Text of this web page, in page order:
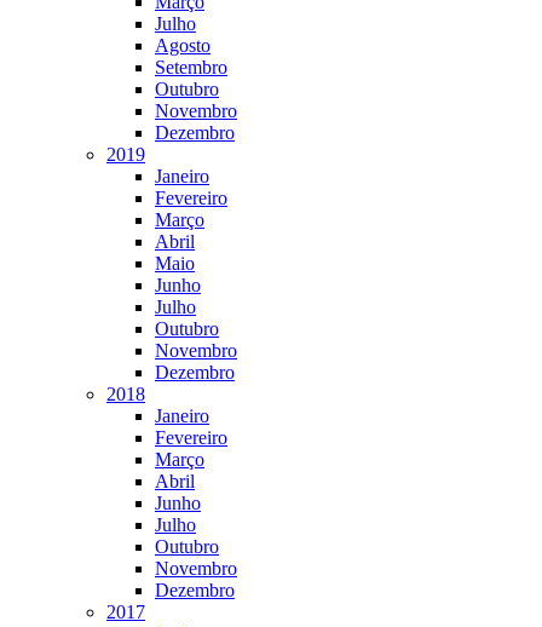
Julho
Agosto
Setembro
Outubro
Novembro
Dezembro
2019
Janeiro
Fevereiro
Março
Abril
Maio
Junho
Julho
Outubro
Novembro
Dezembro
2018
Janeiro
Fevereiro
Março
Abril
Junho
Julho
Outubro
Novembro
Dezembro
2017